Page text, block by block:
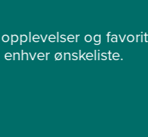
og
ønskeliste.